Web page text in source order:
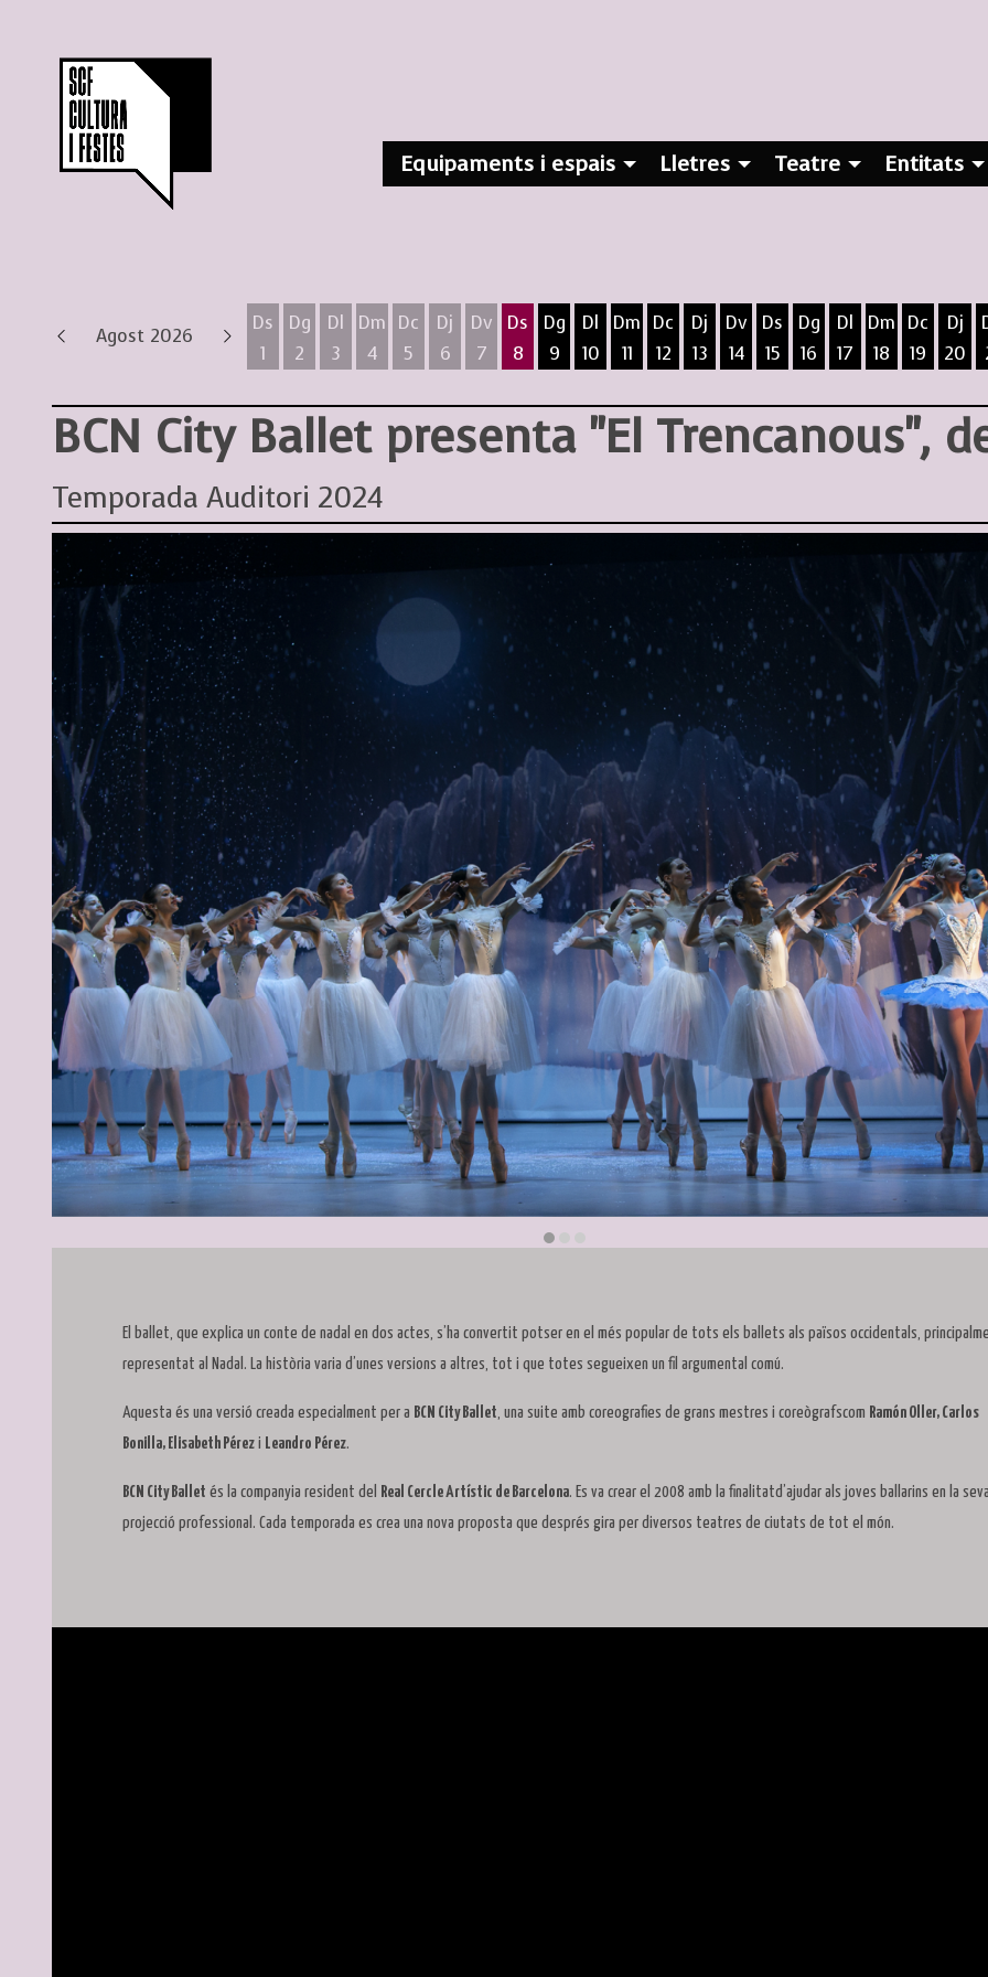
Equipaments i espais Lletres Teatre Entitats
Agost 2026
Ds
1
Dg
2
Dl
3
Dm
4
Dc
5
Dj
6
Dv
7
Ds
8
Dg
9
Dl
10
Dm
11
Dc
12
Dj
13
Dv
14
Ds
15
Dg
16
Dl
17
Dm
18
Dc
19
Dj
20
BCN City Ballet presenta "El Trencanous",
Temporada Auditori 2024
El ballet, que explica un conte de nadal en dos actes, s’ha convertit potser en el més popular de tots els ballets als països occidentals,
representat al Nadal. La història varia d’unes versions a altres, tot i que totes segueixen un fil argumental comú.
Aquesta és una versió creada especialment per a BCN City Ballet, una suite amb coreografies de grans mestres i coreògrafscom Ramón Oller, Carlos
Bonilla, Elisabeth Pérez i Leandro Pérez.
BCN City Ballet és la companyia resident del Real Cercle Artístic de Barcelona. Es va crear el 2008 amb la finalitatd’ajudar als joves ballarins en la
projecció professional. Cada temporada es crea una nova proposta que després gira per diversos teatres de ciutats de tot el món.